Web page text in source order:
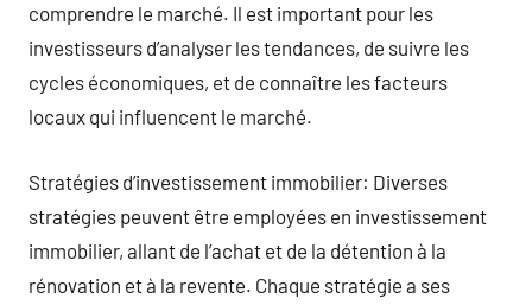
comprendre le marché. Il est important pour les
investisseurs d’analyser les tendances, de suivre les
cycles économiques, et de connaître les facteurs
locaux qui influencent le marché.
Stratégies d’investissement immobilier: Diverses
stratégies peuvent être employées en investissement
immobilier, allant de l’achat et de la détention à la
rénovation et à la revente. Chaque stratégie a ses